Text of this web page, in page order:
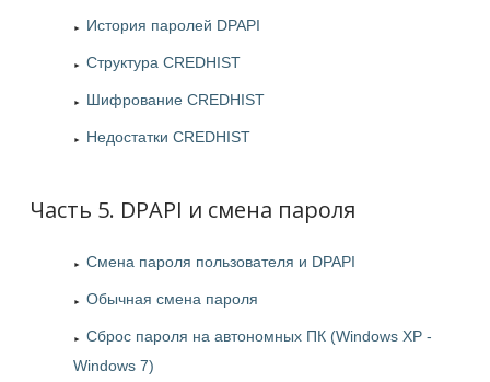
История паролей DPAPI
Структура CREDHIST
Шифрование CREDHIST
Недостатки CREDHIST
Часть 5. DPAPI и смена пароля
Смена пароля пользователя и DPAPI
Обычная смена пароля
Сброс пароля на автономных ПК (Windows XP -
Windows 7)